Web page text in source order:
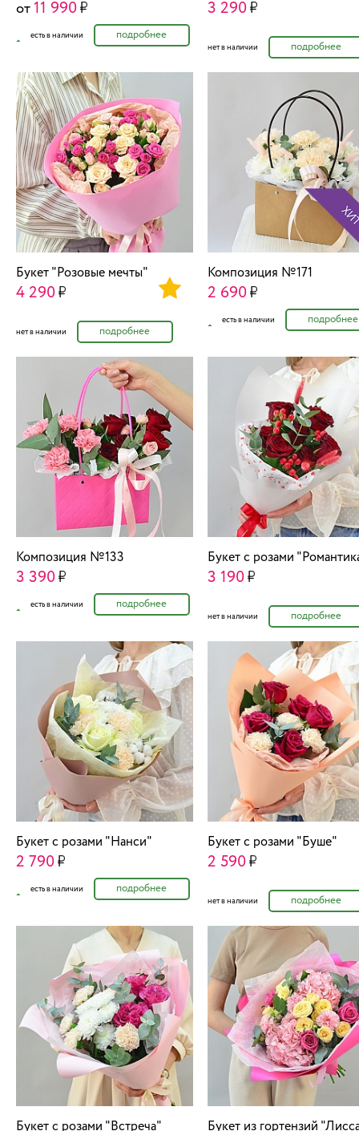
от 11 990
есть в наличии подробнее
3 290
нет в наличии подробнее
Букет "Розовые мечты"
4 290
нет в наличии подробнее
Композиция №171
2 690
есть в наличии подробнее
Композиция №133
3 390
есть в наличии подробнее
Букет с розами
3 190
нет в наличии подробнее
Букет с розами "Нанси"
2 790
есть в наличии подробнее
Букет с розами "Буше"
2 590
нет в наличии подробнее
Букет с розами "Встреча" Букет из гортензий